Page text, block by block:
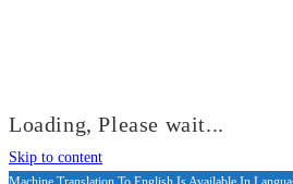
Loading, Please wait...
Skip to content